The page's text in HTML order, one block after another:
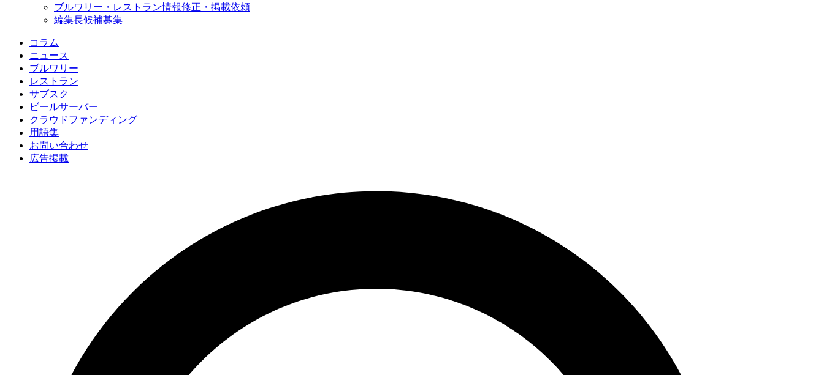
ブルワリー・レストラン情報修正・掲載依頼
編集長候補募集
コラム
ニュース
ブルワリー
レストラン
サブスク
ビールサーバー
クラウドファンディング
用語集
お問い合わせ
広告掲載